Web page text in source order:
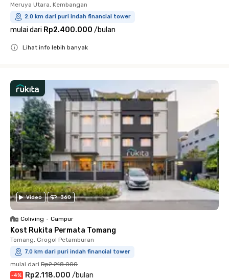
Meruya Utara, Kembangan
2.0 km dari puri indah financial tower
mulai dari Rp2.400.000 /bulan
Lihat info lebih banyak
Video 360
Coliving • Campur
Kost Rukita Permata Tomang
Tomang, Grogol Petamburan
7.0 km dari puri indah financial tower
mulai dari Rp2.218.000
-4% Rp2.118.000 /bulan